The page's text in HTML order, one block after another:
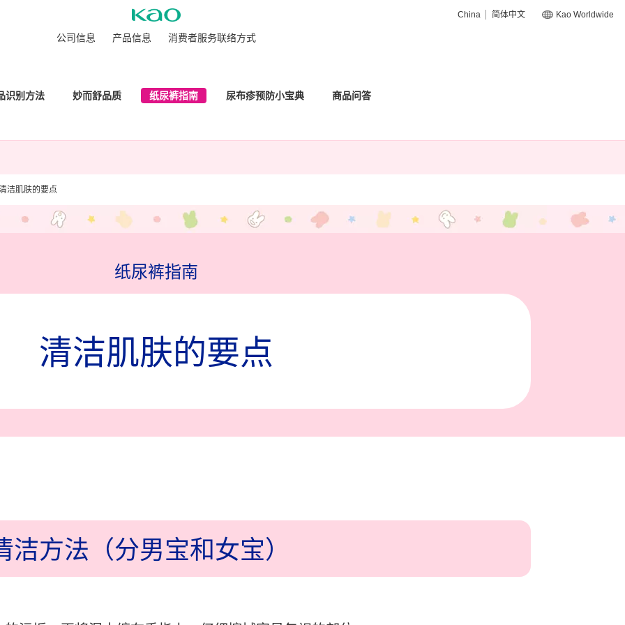
China 简体中文 Kao Worldwide
公司信息 产品信息 消费者服务联络方式
识别方法 妙而舒品质 纸尿裤指南 尿布疹预防小宝典 商品问答
洁肌肤的要点
纸尿裤指南
清洁肌肤的要点
洁方法 （分男宝和女宝）